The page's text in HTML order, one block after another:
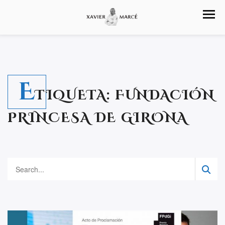
ETIQUETA: FUNDACIÓN
PRINCESA DE GIRONA